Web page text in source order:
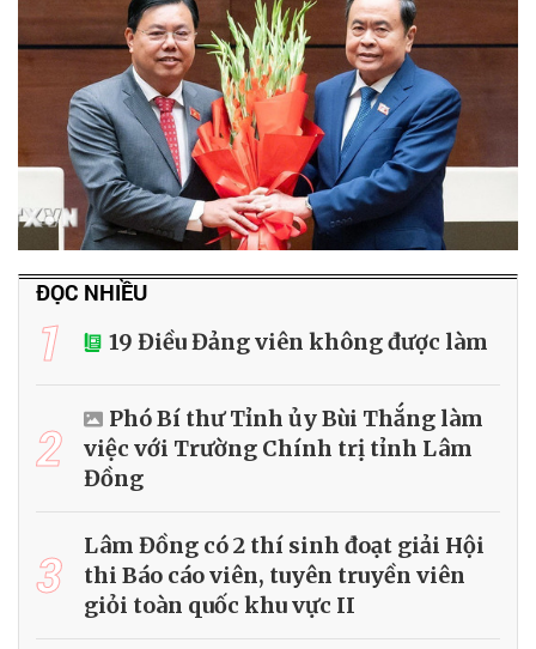
ĐỌC NHIỀU
1 19 Điều Đảng viên không được làm
2
Phó Bí thư Tỉnh ủy Bùi Thắng làm
việc với Trường Chính trị tỉnh Lâm
Đồng
3
Lâm Đồng có 2 thí sinh đoạt giải Hội
thi Báo cáo viên, tuyên truyền viên
giỏi toàn quốc khu vực II